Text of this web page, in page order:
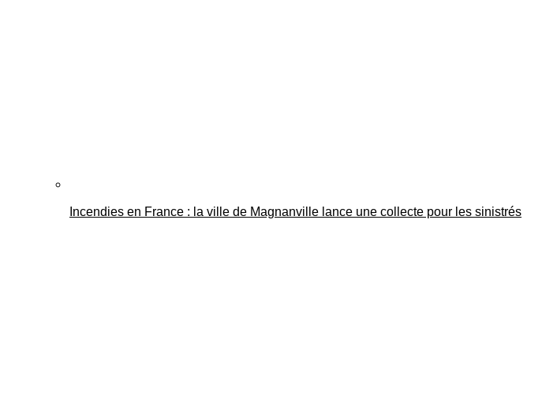
Incendies en France : la ville de Magnanville lance une collecte pour les sinistrés